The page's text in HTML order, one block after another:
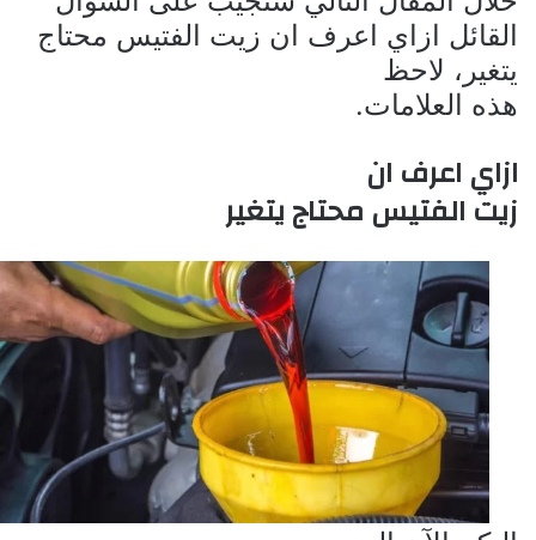
القائل ازاي اعرف ان زيت الفتيس محتاج
يتغير، لاحظ
هذه العلامات.
ازاي اعرف ان
زيت الفتيس محتاج يتغير